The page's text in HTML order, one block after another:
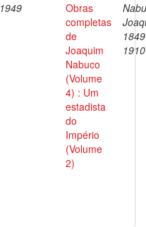
1949
Obras
completas
de
Joaquim
Nabuco
(Volume
4) : Um
estadista
do
Império
(Volume
2)
1910